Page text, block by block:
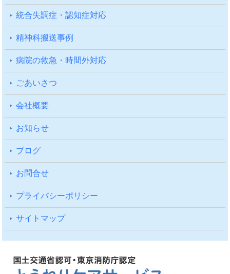
統合失調症・認知症対応
精神科搬送事例
病院の救急・時間外対応
ごあいさつ
会社概要
お知らせ
ブログ
お問合せ
プライバシーポリシー
サイトマップ